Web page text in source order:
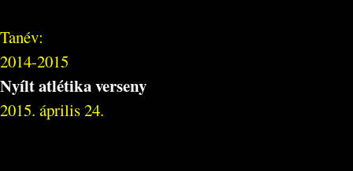
Tanév:
2014-2015
Nyílt atlétika verseny
2015. április 24.